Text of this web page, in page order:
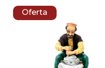
Oferta